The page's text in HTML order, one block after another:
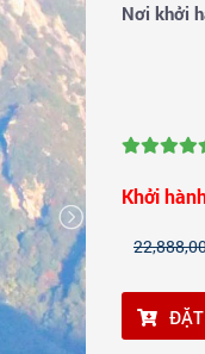
Nơi khởi
Khởi
ĐẶT